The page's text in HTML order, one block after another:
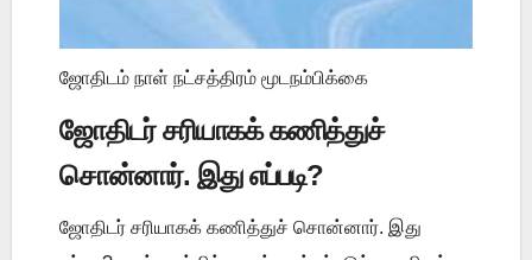
ஜோதிடம் நாள் நட்சத்திரம் மூடநம்பிக்கை
ஜோதிடர் சரியாகக் கணித்துச்
சொன்னார். இது எப்படி?
ஜோதிடர் சரியாகக் கணித்துச் சொன்னார். இது